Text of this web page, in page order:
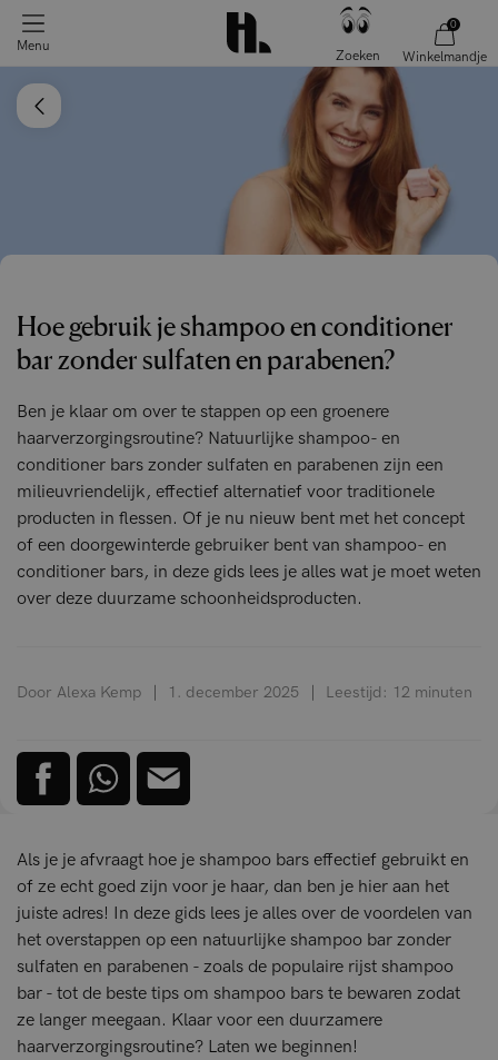
Menu
Zoeken
0
Winkelmandje
Hoe gebruik je shampoo en conditioner
bar zonder sulfaten en parabenen?
Ben je klaar om over te stappen op een groenere
haarverzorgingsroutine? Natuurlijke shampoo- en
conditioner bars zonder sulfaten en parabenen zijn een
milieuvriendelijk, effectief alternatief voor traditionele
producten in flessen. Of je nu nieuw bent met het concept
of een doorgewinterde gebruiker bent van shampoo- en
conditioner bars, in deze gids lees je alles wat je moet weten
over deze duurzame schoonheidsproducten.
Door Alexa Kemp 1. december 2025 Leestijd: 12 minuten
Als je je afvraagt hoe je shampoo bars effectief gebruikt en
of ze echt goed zijn voor je haar, dan ben je hier aan het
juiste adres! In deze gids lees je alles over de voordelen van
het overstappen op een natuurlijke shampoo bar zonder
sulfaten en parabenen - zoals de populaire rijst shampoo
bar - tot de beste tips om shampoo bars te bewaren zodat
ze langer meegaan. Klaar voor een duurzamere
haarverzorgingsroutine? Laten we beginnen!